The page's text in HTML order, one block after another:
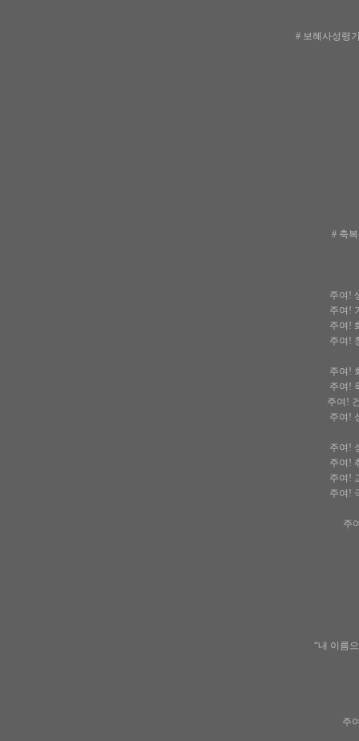
# 보혜사성령
# 축
주여!
주여!
주여!
주여!
주여!
주여!
주여!
주여!
주여!
주여!
주여!
주여!
주
“내 이름
주